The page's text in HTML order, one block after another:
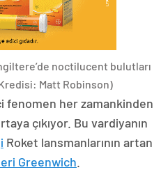
noctilucent bulutları
Matt Robinson)
fenomen her zamankinden
çıkıyor. Bu vardiyanın
Roket lansmanlarının artan
Greenwich